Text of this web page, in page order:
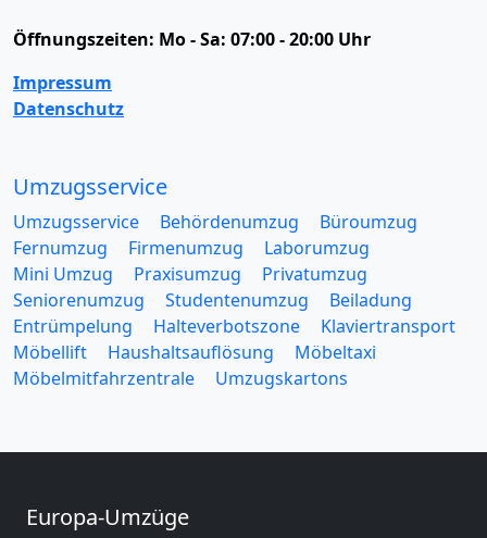
Öffnungszeiten: Mo - Sa: 07:00 - 20:00 Uhr
Impressum
Datenschutz
Umzugsservice
Umzugsservice Behördenumzug
Büroumzug
Fernumzug
Firmenumzug
Laborumzug
Mini Umzug
Praxisumzug
Privatumzug
Seniorenumzug
Studentenumzug
Beiladung
Entrümpelung
Halteverbotszone
Klaviertransport
Möbellift
Haushaltsauflösung
Möbeltaxi
Möbelmitfahrzentrale
Umzugskartons
Europa-Umzüge